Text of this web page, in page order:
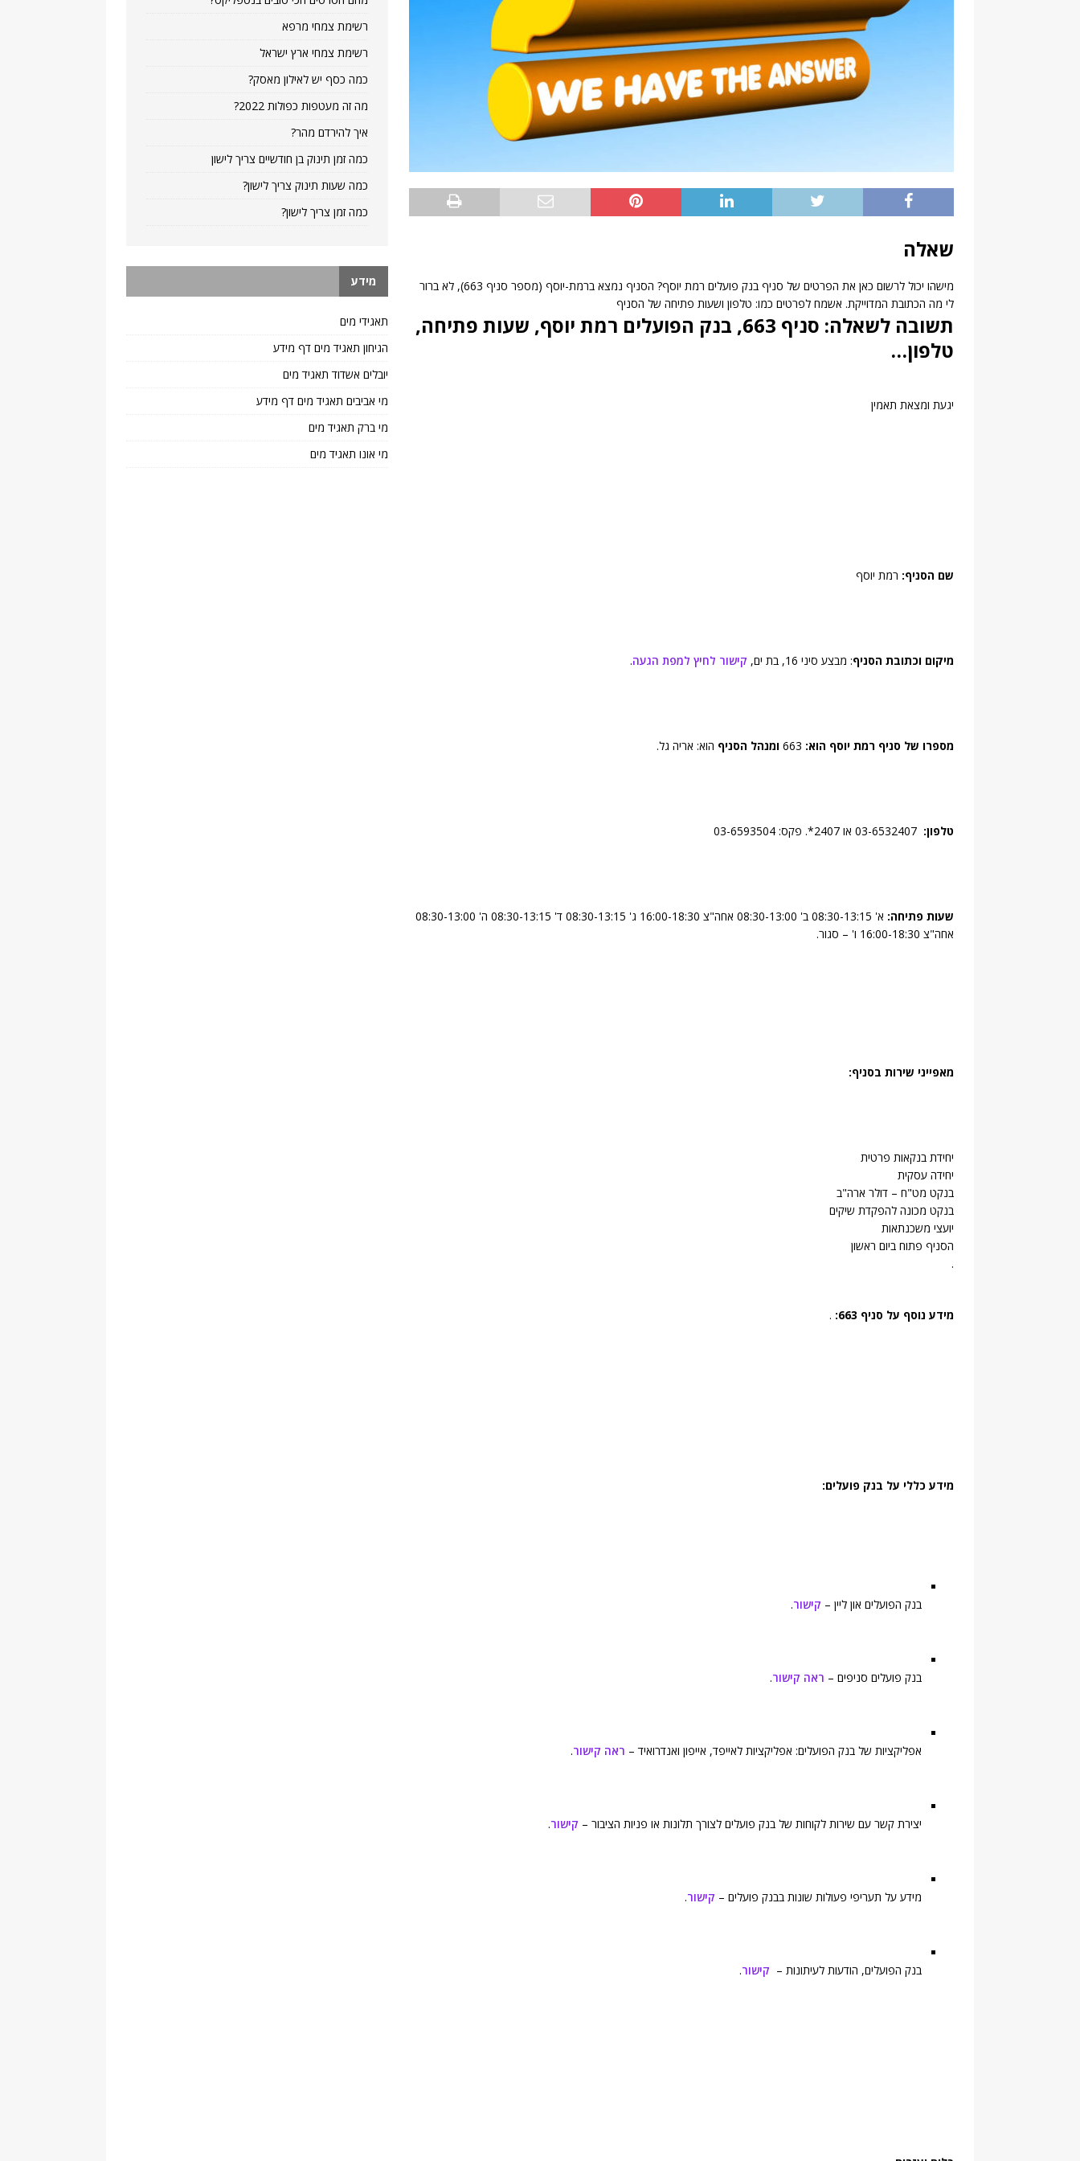
שאלה
מישהו יכול לרשום כאן את הפרטים של סניף בנק פועלים רמת יוסף? הסניף נמצא ברמת-יוסף (מספר סניף 663), לא ברור
לי מה הכתובת המדוייקת. אשמח לפרטים כמו: טלפון ושעות פתיחה של הסניף
תשובה לשאלה: סניף 663, בנק הפועלים רמת יוסף, שעות פתיחה,
טלפון…
יגעת ומצאת תאמין
שם הסניף: רמת יוסף
מיקום וכתובת הסניף: מבצע סיני 16, בת ים, קישור לחיץ למפת הגעה.
מספרו של סניף רמת יוסף הוא: ומנהל הסניף הוא: אריה גל.
טלפון:
שעות פתיחה:
א' 08:30-13:15 ב' 08:30-13:00 אחה"צ 16:00-18:30 ג' 08:30-13:15 ד' 08:30-13:15 ה' 08:30-13:00
אחה"צ 16:00-18:30 ו' – סגור.
מאפייני שירות בסניף:
יחידת בנקאות פרטית
יחידה עסקית
בנקט מט"ח – דולר ארה"ב
בנקט מכונה להפקדת שיקים
יועצי משכנתאות
הסניף פתוח ביום ראשון
.
מידע נוסף על סניף 663: .
מידע כללי על בנק פועלים:
בנק הפועלים און ליין – קישור.
בנק פועלים סניפים – ראה קישור.
אפליקציות של בנק הפועלים: אפליקציות לאייפד, אייפון ואנדרואיד – ראה קישור.
יצירת קשר עם שירות לקוחות של בנק פועלים לצורך תלונות או פניות הציבור – קישור.
מידע על תעריפי פעולות שונות בבנק פועלים – קישור.
בנק הפועלים, הודעות לעיתונות – קישור.
רשימת צמחי מרפא
רשימת צמחי ארץ ישראל
כמה כסף יש לאילון מאסק?
מה זה מעטפות כפולות 2022?
איך להירדם מהר?
כמה זמן תינוק בן חודשיים צריך לישון
כמה שעות תינוק צריך לישון?
כמה זמן צריך לישון?
מידע
תאגידי מים
הגיחון תאגיד מים דף מידע
יובלים אשדוד תאגיד מים
מי אביבים תאגיד מים דף מידע
מי ברק תאגיד מים
מי אונו תאגיד מים